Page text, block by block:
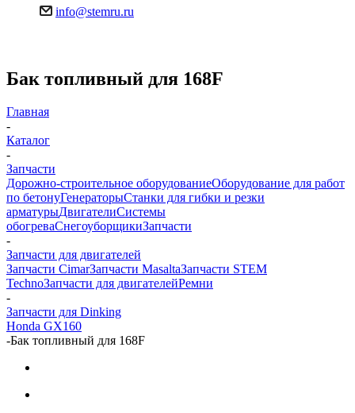
info@stemru.ru
Бак топливный для 168F
Главная
-
Каталог
-
Запчасти
Дорожно-строительное оборудованиеОборудование для работ
по бетонуГенераторыСтанки для гибки и резки
арматурыДвигателиСистемы
обогреваСнегоуборщикиЗапчасти
-
Запчасти для двигателей
Запчасти CimarЗапчасти MasaltaЗапчасти STEM
TechnoЗапчасти для двигателейРемни
-
Запчасти для Dinking
Honda GX160
-Бак топливный для 168F